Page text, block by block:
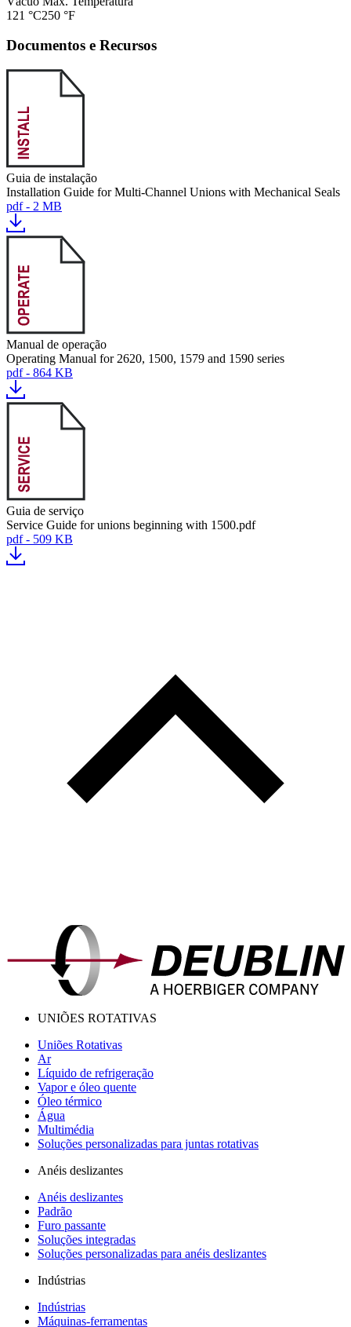
121 °C250 °F
Documentos e Recursos
Guia de instalação
Installation Guide for Multi-Channel Unions with Mechanical Seals
pdf - 2 MB
Manual de operação
Operating Manual for 2620, 1500, 1579 and 1590 series
pdf - 864 KB
Guia de serviço
Service Guide for unions beginning with 1500.pdf
pdf - 509 KB
UNIÕES ROTATIVAS
Uniões Rotativas
Ar
Líquido de refrigeração
Vapor e óleo quente
Óleo térmico
Água
Multimédia
Soluções personalizadas para juntas rotativas
Anéis deslizantes
Anéis deslizantes
Padrão
Furo passante
Soluções integradas
Soluções personalizadas para anéis deslizantes
Indústrias
Indústrias
Máquinas-ferramentas